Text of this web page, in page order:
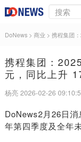
DoNews > 商业 > 携程集团
携程集团：
元，同比上升
杨亮 2026-02-26
DoNews2月26日
年第四季度及全年